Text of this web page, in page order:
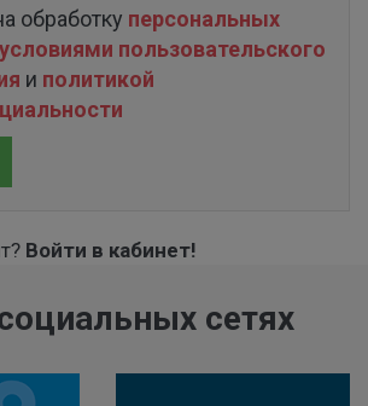
обработку персональных
условиями пользовательского
и политикой
Войти в кабинет!
сетях